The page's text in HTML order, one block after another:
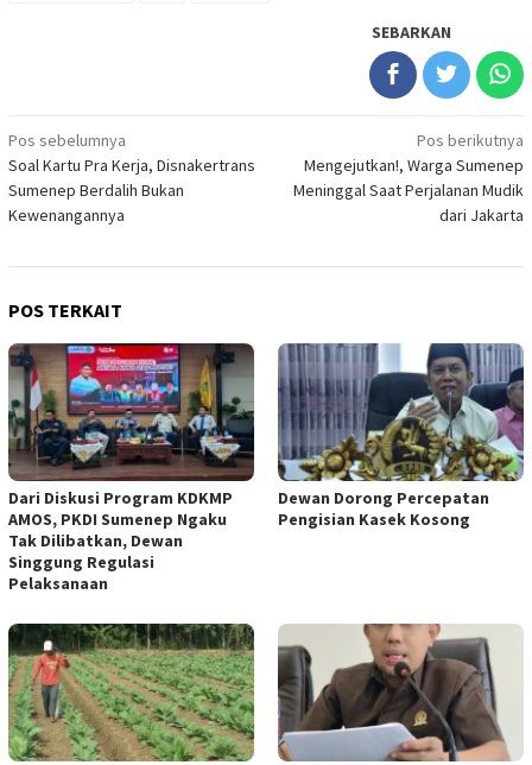
SEBARKAN
Navigasi
pos
Pos sebelumnya
Soal Kartu Pra Kerja, Disnakertrans
Sumenep Berdalih Bukan
Kewenangannya
Pos berikutnya
Mengejutkan!, Warga Sumenep
Meninggal Saat Perjalanan Mudik
dari Jakarta
POS TERKAIT
Dari Diskusi Program KDKMP
AMOS, PKDI Sumenep Ngaku
Tak Dilibatkan, Dewan
Singgung Regulasi
Pelaksanaan
Dewan Dorong Percepatan
Pengisian Kasek Kosong